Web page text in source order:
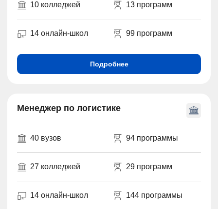
10 колледжей 13 программ
14 онлайн-школ 99 программ
Подробнее
Менеджер по логистике
40 вузов 94 программы
27 колледжей 29 программ
14 онлайн-школ 144 программы